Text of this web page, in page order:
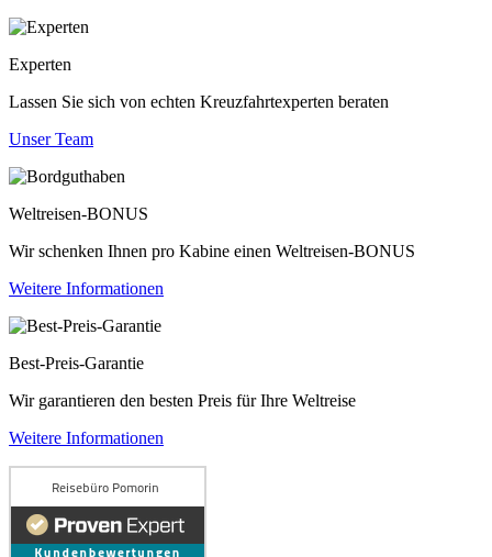
Experten
Lassen Sie sich von echten Kreuzfahrtexperten beraten
Unser Team
Weltreisen-BONUS
Wir schenken Ihnen pro Kabine einen Weltreisen-BONUS
Weitere Informationen
Best-Preis-Garantie
Wir garantieren den besten Preis für Ihre Weltreise
Weitere Informationen